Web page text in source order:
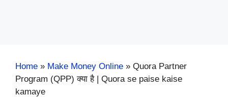
Home » Make Money Online » Quora Partner
Program (QPP) क्या है | Quora se paise kaise
kamaye